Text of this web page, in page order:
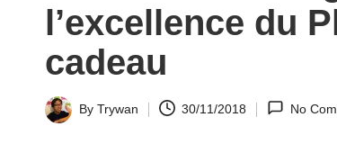
P
la
y.
l’excellence du
cadeau
Posted
By Trywan 30/11/2018 No